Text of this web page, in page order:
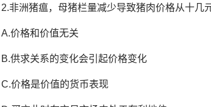
2.非洲猪瘟，母猪栏量减少导致猪肉价格从十几
A.价格和价值无关
B.供求关系的变化会引起价格变化
C.价格是价值的货币表现